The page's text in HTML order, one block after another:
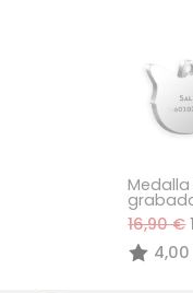
16,90 €